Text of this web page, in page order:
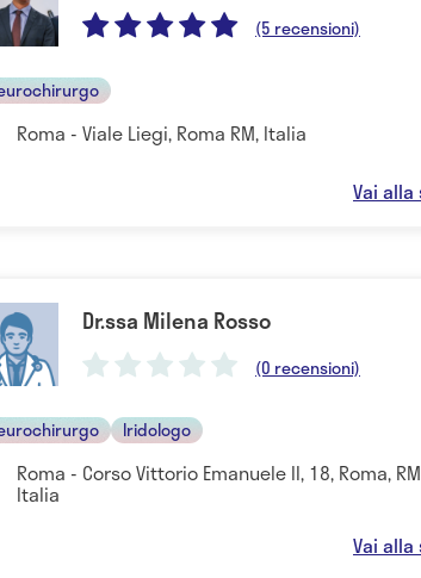
(5 recensioni)
Roma - Viale Liegi, Roma RM, Italia
Vai
Dr.ssa Milena Rosso
(0 recensioni)
Iridologo
Roma - Corso Vittorio Emanuele II, 18, Roma,
Italia
Vai